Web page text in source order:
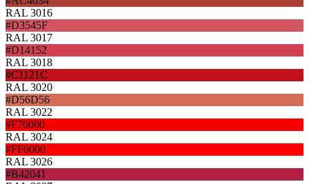
RAL 3016
#D3545F
RAL 3017
#D14152
RAL 3018
#C1121C
RAL 3020
#D56D56
RAL 3022
#F70000
RAL 3024
#FF0000
RAL 3026
#B42041